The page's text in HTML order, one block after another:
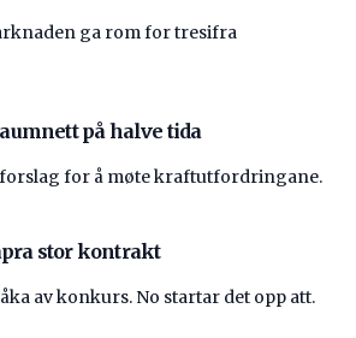
ga rom for tresifra
på halve tida
for å møte kraftutfordringane.
stor kontrakt
av konkurs. No startar det opp att.